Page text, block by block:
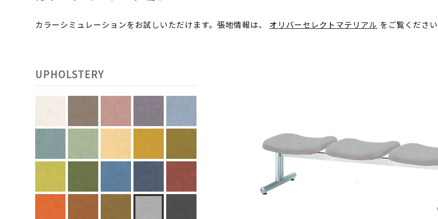
カラーシミュレーションをお試しいただけます。張地情報は、 オリバーセレクトマテリアル をご覧くださ
UPHOLSTERY